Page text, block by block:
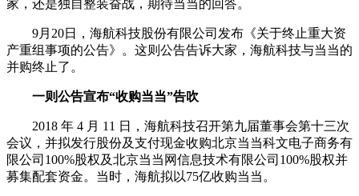
家，还是独自整装奋战，期待当当的回答。
9月20日，海航科技股份有限公司发布《关于终止重大资
产重组事项的公告》。这则公告告诉大家，海航科技与当当的
并购终止了。
一则公告宣布“收购当当”告吹
2018 年 4 月 11 日，海航科技召开第九届董事会第十三次
会议，并拟发行股份及支付现金收购北京当当科文电子商务有
限公司100%股权及北京当当网信息技术有限公司100%股权并
募集配套资金。当时，海航拟以75亿收购当当。